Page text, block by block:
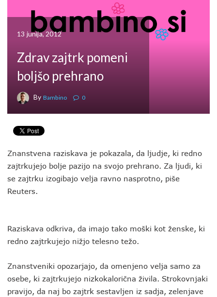
13 junija, 2012
Zdrav zajtrk pomeni
boljšo prehrano
By Bambino 0
Znanstvena raziskava je pokazala, da ljudje, ki redno
zajtrkujejo bolje pazijo na svojo prehrano. Za ljudi, ki
se zajtrku izogibajo velja ravno nasprotno, piše
Reuters.
Raziskava odkriva, da imajo tako moški kot ženske, ki
redno zajtrkujejo nižjo telesno težo.
Znanstveniki opozarjajo, da omenjeno velja samo za
osebe, ki zajtrkujejo nizkokalorična živila. Strokovnjaki
pravijo, da naj bo zajtrk sestavljen iz sadja, zelenjave